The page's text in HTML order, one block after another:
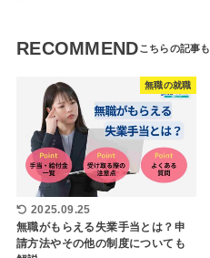
RECOMMEND
無職の就職
2025.09.25
無職がもらえる失業手当とは？申
請方法やその他の制度についても